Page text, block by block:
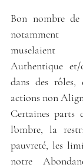
Bon nombre de
notamment
muselaient
Authentique
dans des
actions non
Certaines parts
l'ombre, la
pauvreté, les
notre